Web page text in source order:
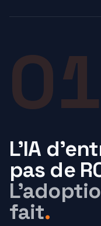
01
L'IA
pas de
fait.